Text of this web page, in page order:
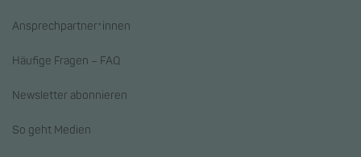
Ansprechpartner*innen
Häufige Fragen – FAQ
Newsletter abonnieren
So geht Medien